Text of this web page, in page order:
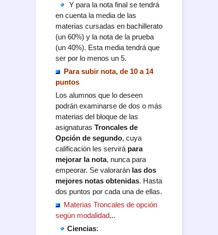
Y para la nota final se tendrá
en cuenta la media de las
materias cursadas en bachillerato
(un 60%) y la nota de la prueba
(un 40%). Esta media tendrá que
ser por lo menos un 5.
Para subir nota, de 10 a 14
puntos
Los alumnos que lo deseen
podrán examinarse de dos o más
materias del bloque de las
asignaturas Troncales de
Opción de segundo, cuya
calificación les servirá para
mejorar la nota, nunca para
empeorar. Se valorarán las dos
mejores notas obtenidas. Hasta
dos puntos por cada una de ellas.
Materias Troncales de opción
según modalidad...
Ciencias: